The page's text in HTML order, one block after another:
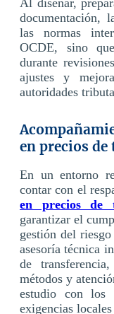
documentación,
las normas
OCDE, sino
durante
ajustes y
autoridades
en precios
En un entorno
contar con el
en precios de
garantizar el
gestión del
asesoría técnica
de
métodos y
estudio con los
exigencias